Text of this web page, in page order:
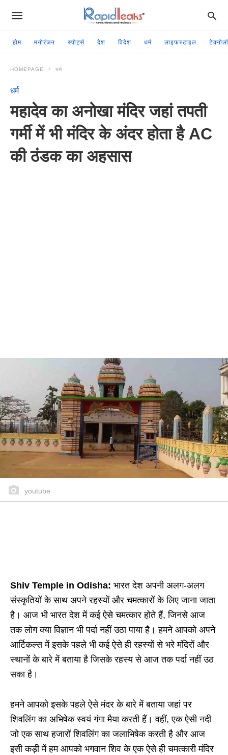
होम मनोरंजन स्पोर्ट्स देश विदेश धर्म लाइफस्टाइल
HOMEPAGE धर्म
धर्म
महादेव का अनोखा मंदिर जहां तपती
गर्मी में भी मंदिर के अंदर होता है AC
की ठंडक का अहसास
youtube
Shiv Temple in Odisha: भारत देश अपनी अलग-अलग
संस्कृतियों के साथ अपने रहस्यों और चमत्कारों के लिए जाना जाता
है। आज भी भारत देश में कई ऐसे चमत्कार होते हैं, जिनसे आज
तक लोग क्या विज्ञान भी पर्दा नहीं उठा पाया है। हमने आपको अपने
आर्टिकल्स में इसके पहले भी कई ऐसे ही रहस्यों से भरे मंदिरों और
स्थानों के बारे में बताया है जिसके रहस्य से आज तक पर्दा नहीं उठ
सका है।
हमने आपको इसके पहले ऐसे मंदर के बारे में बताया जहां पर
शिवलिंग का अभिषेक स्वयं गंगा मैया करती हैं। वहीं, एक ऐसी नदी
जो एक साथ हजारों शिवलिंग का जलाभिषेक करती है और आज
इसी कड़ी में हम आपको भगवान शिव के एक ऐसे ही चमत्कारी मंदिर